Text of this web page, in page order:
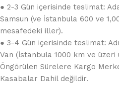
● 2-3 Gün içerisinde teslimat:
Samsun (ve İstanbula 600 ve
mesafedeki iller).
● 3-4 Gün içerisinde teslimat:
Van (İstanbula 1000 km ve üzeri
Öngörülen Sürelere Kargo
Kasabalar Dahil değildir.